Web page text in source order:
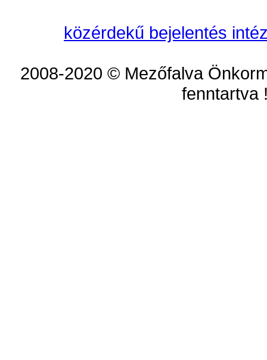
közérdekű bejelentés
2008-2020 © Mezőfalva
fenntartva